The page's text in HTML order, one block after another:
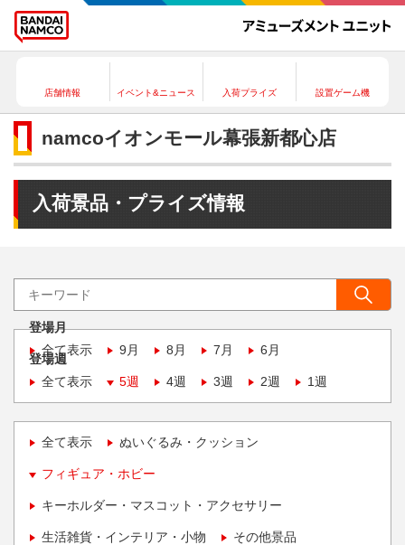
店舗情報 イベント&ニュース 入荷プライズ 設置ゲーム機
namcoイオンモール幕張新都心店
入荷景品・プライズ情報
登場月
全て表示
9月 8月 7月 6月
登場週
全て表示
5週 4週 3週 2週 1週
全て表示 ぬいぐるみ・クッション
フィギュア・ホビー
キーホルダー・マスコット・アクセサリー
生活雑貨・インテリア・小物 その他景品